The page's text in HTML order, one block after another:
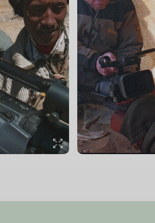
© Peter Weinert